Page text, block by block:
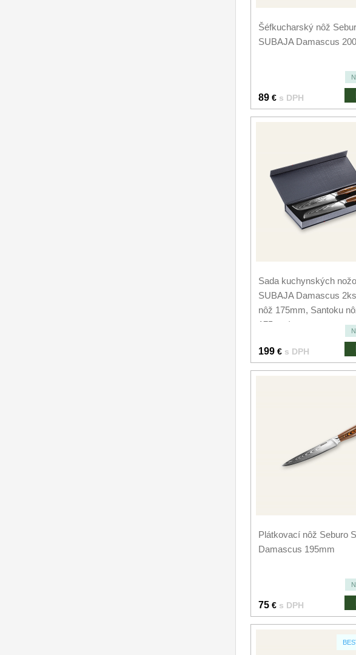
Šéfkucharský nôž
SUBAJA Damascus
89 € s DPH
Sada kuchynských
SUBAJA Damascus
nôž 175mm, Santoku
175mm)
199 € s DPH
Plátkovací nôž Seburo
Damascus 195mm
75 € s DPH